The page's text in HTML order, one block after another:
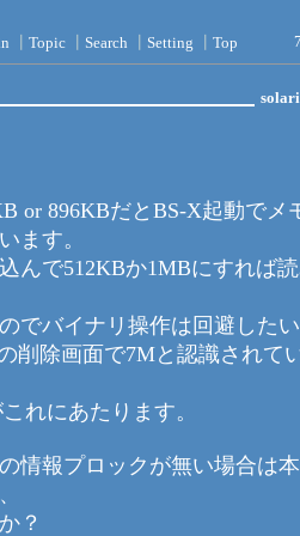
Topic Search Setting Top
or 896KBだとBS-X起動でメ
ます。
んで512KBか1MBにすれば
でバイナリ操作は回避した
削除画面で7Mと認識されて
れにあたります。
情報プロックが無い場合は
？